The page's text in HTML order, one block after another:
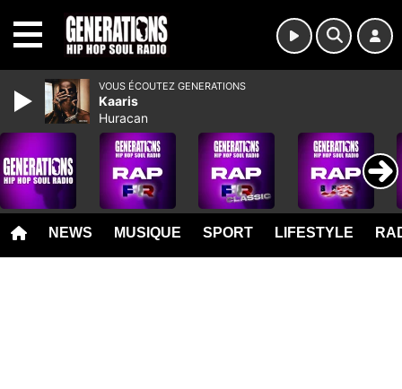
NEWS MUSIQUE SPORT LIFESTYLE
VOUS ÉCOUTEZ GENERATIONS
Kaaris
Huracan